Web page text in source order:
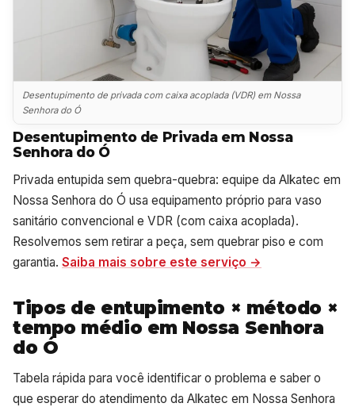
Desentupimento de privada com caixa acoplada (VDR) em Nossa
Senhora do Ó
Desentupimento de Privada em Nossa
Senhora do Ó
Privada entupida sem quebra-quebra: equipe da Alkatec em
Nossa Senhora do Ó usa equipamento próprio para vaso
sanitário convencional e VDR (com caixa acoplada).
Resolvemos sem retirar a peça, sem quebrar piso e com
garantia. Saiba mais sobre este serviço →
Tipos de entupimento × método ×
tempo médio em Nossa Senhora
do Ó
Tabela rápida para você identificar o problema e saber o
que esperar do atendimento da Alkatec em Nossa Senhora